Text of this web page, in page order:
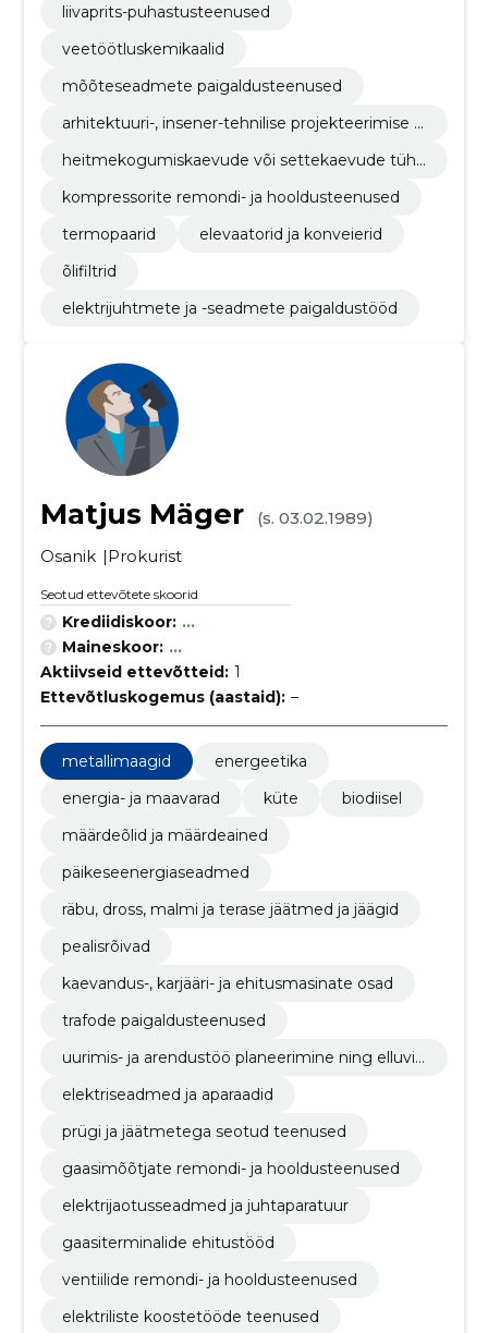
liivaprits-puhastusteenused
veetöötluskemikaalid
mõõteseadmete paigaldusteenused
arhitektuuri-, insener-tehnilise projekteerimise ja
heitmekogumiskaevude või settekaevude tühj
kompressorite remondi- ja hooldusteenused
termopaarid
elevaatorid ja konveierid
õlifiltrid
elektrijuhtmete ja -seadmete paigaldustööd
Matjus Mäger
(s. 03.02.1989)
Osanik
Prokurist
Seotud ettevõtete skoorid
Krediidiskoor: ...
Maineskoor: ...
Aktiivseid ettevõtteid: 1
Ettevõtluskogemus (aastaid): –
metallimaagid
energeetika
energia- ja maavarad
küte
biodiisel
määrdeõlid ja määrdeained
päikeseenergiaseadmed
räbu, dross, malmi ja terase jäätmed ja jäägid
pealisrõivad
kaevandus-, karjääri- ja ehitusmasinate osad
trafode paigaldusteenused
uurimis- ja arendustöö planeerimine ning elluvii
elektriseadmed ja aparaadid
prügi ja jäätmetega seotud teenused
gaasimõõtjate remondi- ja hooldusteenused
elektrijaotusseadmed ja juhtaparatuur
gaasiterminalide ehitustööd
ventiilide remondi- ja hooldusteenused
elektriliste koostetööde teenused